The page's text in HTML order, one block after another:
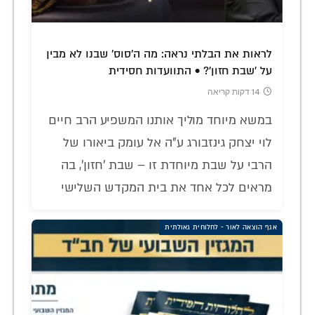
לראות את הבלתי נראה: מה ה'סוס' שבנו לא מבין
על 'שבת חזון'? • התוועדות חסידית
14 דקות קריאה
במשא מיוחד מוליך אותנו המשפיע הרב חיים
לוי יצחק גינזבורג ע"ה אל עומק ביאורו של
הרבי על שבת מיוחדת זו – שבת 'חזון', בה
מראים לכל אחד את בית המקדש השלישי
אגף הוצאה לאור - לחלוחית גאולתית